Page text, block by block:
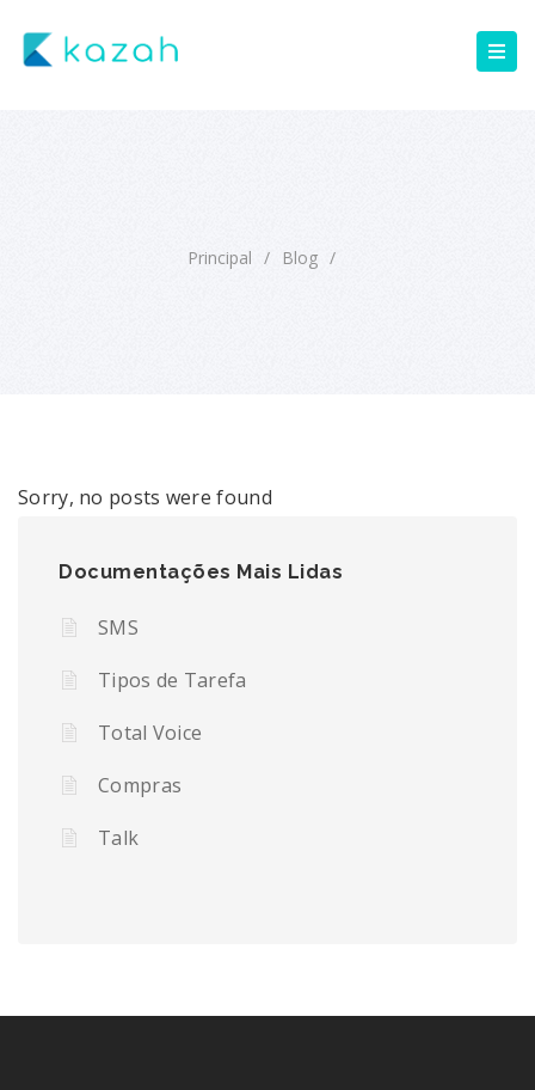
Principal / Blog /
Sorry, no posts were found
Documentações Mais Lidas
SMS
Tipos de Tarefa
Total Voice
Compras
Talk